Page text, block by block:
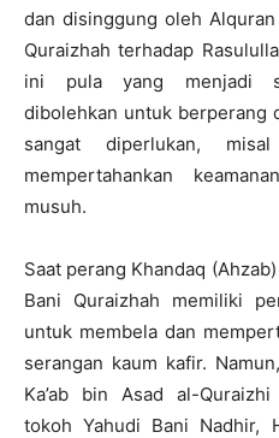
dan disinggung oleh
Quraizhah terhadap
ini pula yang menjadi
dibolehkan untuk berperang
sangat diperlukan,
mempertahankan
musuh.
Saat perang Khandaq
Bani Quraizhah memiliki
untuk membela dan
serangan kaum kafir.
Ka’ab bin Asad al-
tokoh Yahudi Bani Nadhir,